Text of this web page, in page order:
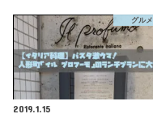
グルメ
2019.1.15